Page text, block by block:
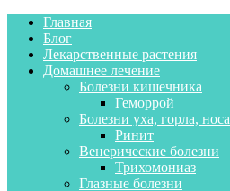
Главная
Блог
Лекарственные растения
Домашнее лечение
Болезни кишечника
Геморрой
Болезни уха, горла, носа
Ринит
Венерические болезни
Трихомониаз
Глазные болезни